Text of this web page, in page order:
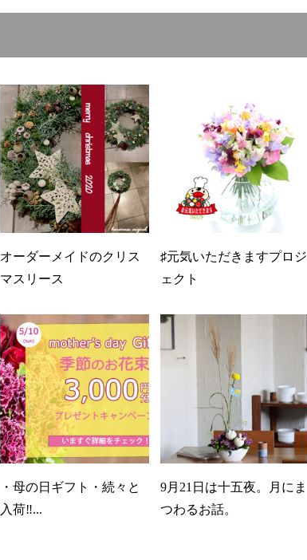
オーダーメイドのクリス
マスリース
♯元気いただきますプロジ
ェクト
・母の日ギフト・続々と
入荷‼...
9月21日は十五夜。月にま
つわるお話。